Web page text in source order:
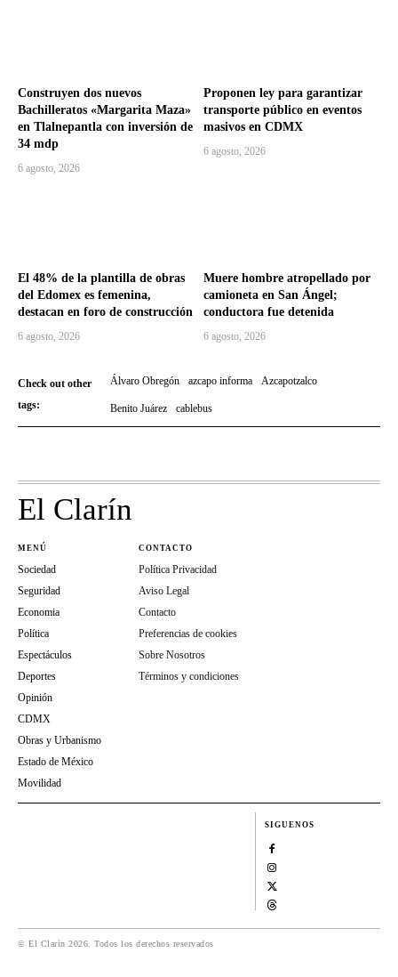
Construyen dos nuevos
Bachilleratos «Margarita Maza»
en Tlalnepantla con inversión de
34 mdp
6 agosto, 2026
Proponen ley para garantizar
transporte público en eventos
masivos en CDMX
6 agosto, 2026
El 48% de la plantilla de obras
del Edomex es femenina,
destacan en foro de construcción
6 agosto, 2026
Muere hombre atropellado por
camioneta en San Ángel;
conductora fue detenida
6 agosto, 2026
Check out other
tags:
Álvaro Obregón azcapo informa Azcapotzalco
Benito Juárez cablebus
El Clarín
MENÚ
Sociedad
Seguridad
Economia
Política
Espectáculos
Deportes
Opinión
CDMX
Obras y Urbanismo
Estado de México
Movilidad
CONTACTO
Política Privacidad
Aviso Legal
Contacto
Preferencias de cookies
Sobre Nosotros
Términos y condiciones
SIGUENOS
© El Clarín 2026. Todos los derechos reservados